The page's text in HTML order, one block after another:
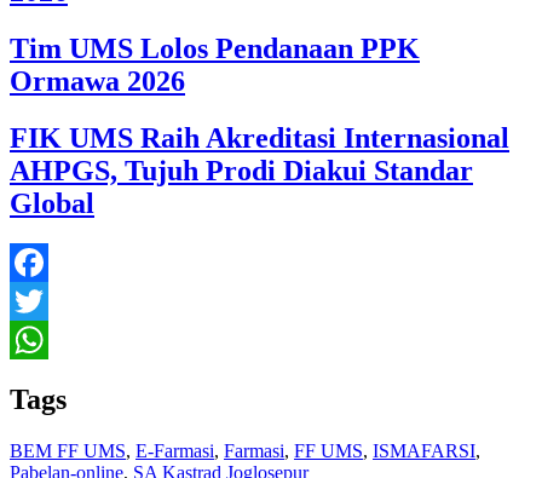
Tim UMS Lolos Pendanaan PPK
Ormawa 2026
FIK UMS Raih Akreditasi Internasional
AHPGS, Tujuh Prodi Diakui Standar
Global
Facebook
Twitter
Tags
BEM FF UMS, E-Farmasi, Farmasi, FF UMS, ISMAFARSI,
Pabelan-online, SA Kastrad Joglosepur